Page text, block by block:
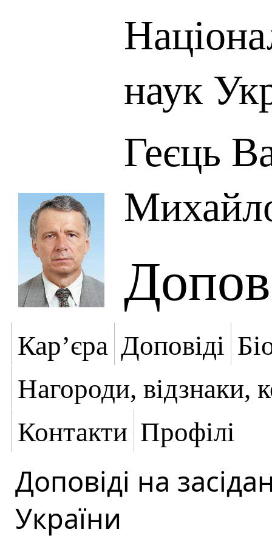
наук
Геєць
Кар’єра Доповіді
Нагороди, відзнаки,
Контакти Профілі
Доповіді на
України